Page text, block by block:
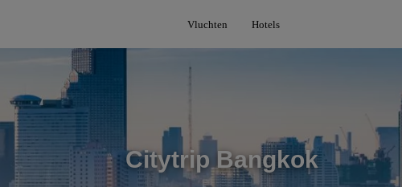
Vluchten Hotels
Citytrip Bangkok